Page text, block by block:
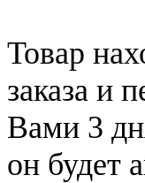
Товар
заказа и
Вами 3
он будет